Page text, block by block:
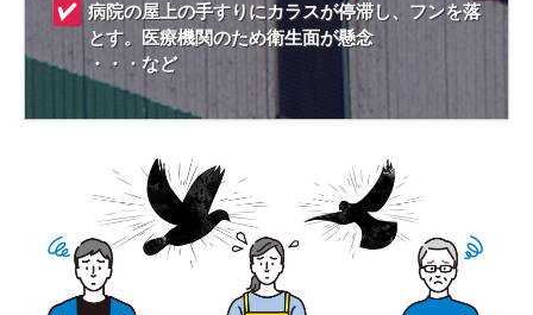
病院の屋上の手すりにカラスが停滞し、フンを落
とす。医療機関のため衛生面が懸念
・・・など